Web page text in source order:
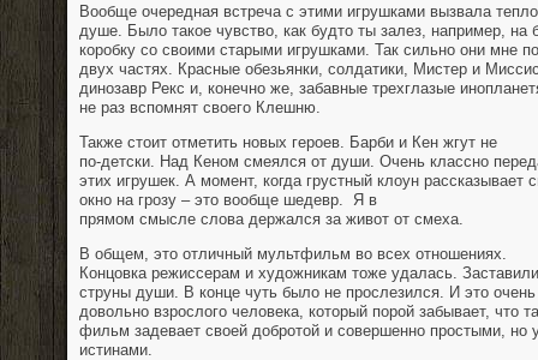
Вообще очередная встреча с этими игрушками вызвала
душе. Было такое чувство, как будто ты залез, например, на
коробку со своими старыми игрушками. Так сильно они мне
двух частях. Красные обезьянки, солдатики, Мистер и
динозавр Рекс и, конечно же, забавные трехглазые
не раз вспомнят своего Клешню.
Также стоит отметить новых героев. Барби и Кен жгут не
по-детски. Над Кеном смеялся от души. Очень классно
этих игрушек. А момент, когда грустный клоун рассказывает
окно на грозу – это вообще шедевр.
Я в
прямом смысле слова держался за живот от смеха.
В общем, это отличный мультфильм во всех отношениях.
Концовка режиссерам и художникам тоже удалась.
струны души. В конце чуть было не прослезился. И это
довольно взрослого человека, который порой забывает, что
фильм задевает своей добротой и совершенно простыми, но
истинами.